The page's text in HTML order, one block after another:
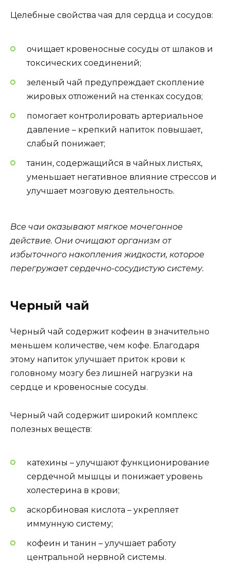
Целебные свойства чая для сердца и сосудов:
очищает кровеносные сосуды от шлаков и
токсических соединений;
зеленый чай предупреждает скопление
жировых отложений на стенках сосудов;
помогает контролировать артериальное
давление – крепкий напиток повышает,
слабый понижает;
танин, содержащийся в чайных листьях,
уменьшает негативное влияние стрессов и
улучшает мозговую деятельность.
Все чаи оказывают мягкое мочегонное
действие. Они очищают организм от
избыточного накопления жидкости, которое
перегружает сердечно-сосудистую систему.
Черный чай
Черный чай содержит кофеин в значительно
меньшем количестве, чем кофе. Благодаря
этому напиток улучшает приток крови к
головному мозгу без лишней нагрузки на
сердце и кровеносные сосуды.
Черный чай содержит широкий комплекс
полезных веществ:
катехины – улучшают функционирование
сердечной мышцы и понижает уровень
холестерина в крови;
аскорбиновая кислота – укрепляет
иммунную систему;
кофеин и танин – улучшает работу
центральной нервной системы.